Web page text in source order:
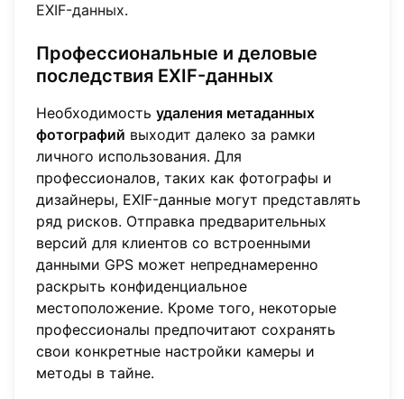
EXIF-данных.
Профессиональные и деловые
последствия EXIF-данных
Необходимость удаления метаданных
фотографий выходит далеко за рамки
личного использования. Для
профессионалов, таких как фотографы и
дизайнеры, EXIF-данные могут представлять
ряд рисков. Отправка предварительных
версий для клиентов со встроенными
данными GPS может непреднамеренно
раскрыть конфиденциальное
местоположение. Кроме того, некоторые
профессионалы предпочитают сохранять
свои конкретные настройки камеры и
методы в тайне.